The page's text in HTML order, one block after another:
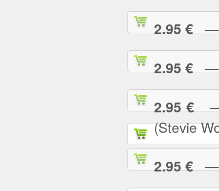
2.95 €—
2.95 €—
2.95 €—
(Stevie
2.95 €—